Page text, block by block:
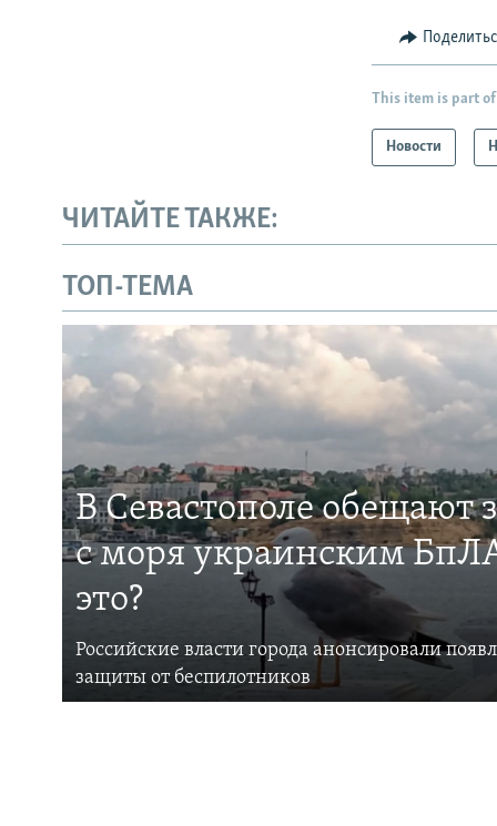
This item is part of
Новости
ЧИТАЙТЕ ТАКЖЕ:
ТОП-ТЕМА
В Севастополе обещают
с моря украинским
это?
Российские власти города анонсировали
защиты от беспилотников